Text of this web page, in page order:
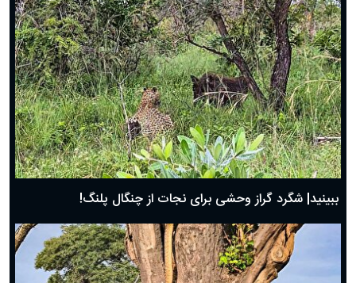
ببینید| شگرد گراز وحشی برای نجات از چنگال پلنگ!